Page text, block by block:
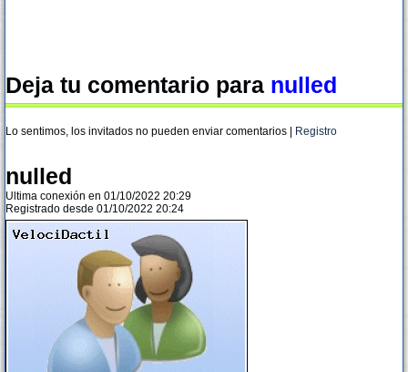
Deja tu comentario para nulled
Lo sentimos, los invitados no pueden enviar comentarios | Registro
nulled
Ultima conexión en 01/10/2022 20:29
Registrado desde 01/10/2022 20:24